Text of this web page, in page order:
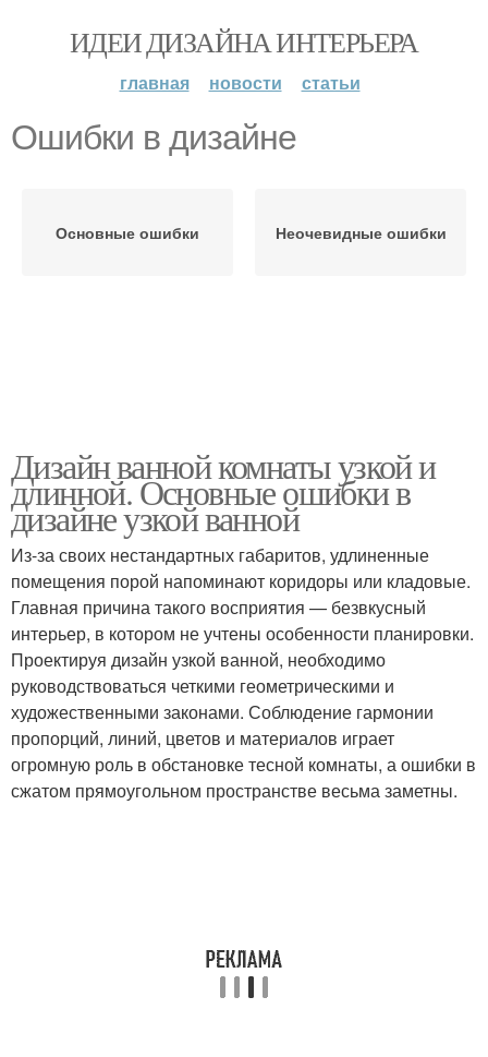
ИДЕИ ДИЗАЙНА ИНТЕРЬЕРА
главная новости статьи
Ошибки в дизайне
Основные ошибки Неочевидные ошибки
Дизайн ванной комнаты узкой и
длинной. Основные ошибки в
дизайне узкой ванной
Из-за своих нестандартных габаритов, удлиненные
помещения порой напоминают коридоры или кладовые.
Главная причина такого восприятия — безвкусный
интерьер, в котором не учтены особенности планировки.
Проектируя дизайн узкой ванной, необходимо
руководствоваться четкими геометрическими и
художественными законами. Соблюдение гармонии
пропорций, линий, цветов и материалов играет
огромную роль в обстановке тесной комнаты, а ошибки в
сжатом прямоугольном пространстве весьма заметны.